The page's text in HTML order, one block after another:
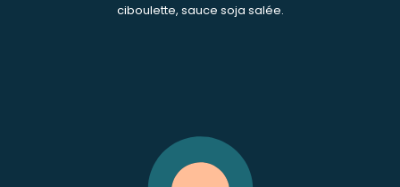
ciboulette, sauce soja salée.